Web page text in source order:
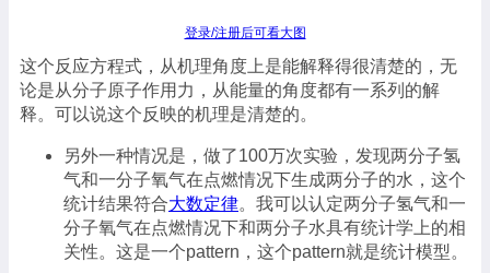
登录/注册后可看大图
这个反应方程式，从机理角度上是能解释得很清楚的，无
论是从分子原子作用力，从能量的角度都有一系列的解
释。可以说这个反映的机理是清楚的。
另外一种情况是，做了100万次实验，发现两分子氢
气和一分子氧气在点燃情况下生成两分子的水，这个
统计结果符合大数定律。我可以认定两分子氢气和一
分子氧气在点燃情况下和两分子水具有统计学上的相
关性。这是一个pattern，这个pattern就是统计模型。